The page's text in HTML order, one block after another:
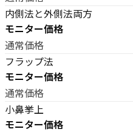
内側法と外側法両方
モニター価格
通常価格
フラップ法
モニター価格
通常価格
小鼻挙上
モニター価格